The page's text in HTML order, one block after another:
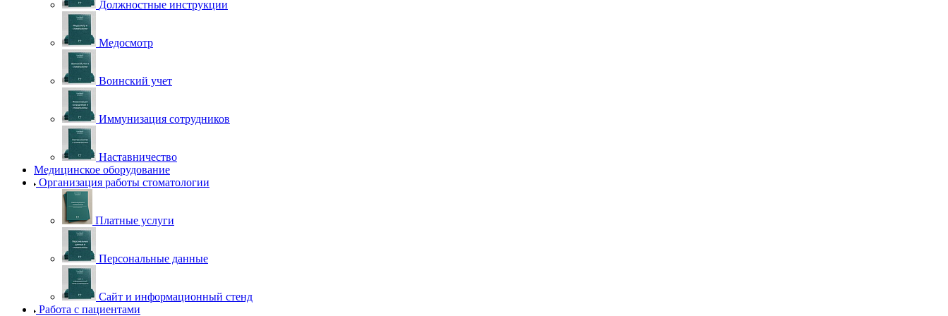
Должностные инструкции
Медосмотр
Воинский учет
Иммунизация сотрудников
Наставничество
Медицинское оборудование
Организация работы стоматологии
Платные услуги
Персональные данные
Сайт и информационный стенд
Работа с пациентами